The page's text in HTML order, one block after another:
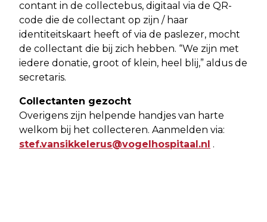
contant in de collectebus, digitaal via de QR-
code die de collectant op zijn / haar
identiteitskaart heeft of via de paslezer, mocht
de collectant die bij zich hebben. “We zijn met
iedere donatie, groot of klein, heel blij,” aldus de
secretaris.
Collectanten gezocht
Overigens zijn helpende handjes van harte
welkom bij het collecteren. Aanmelden via:
stef.vansikkelerus@vogelhospitaal.nl .